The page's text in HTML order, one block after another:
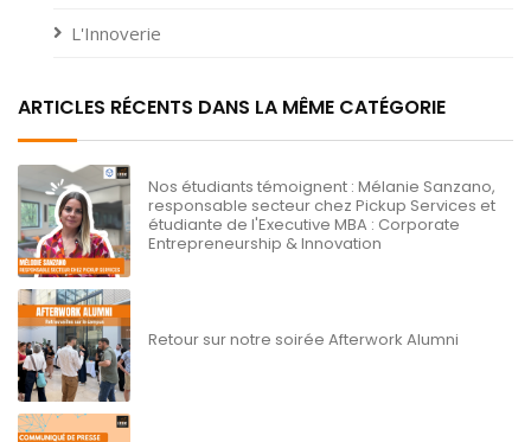
L'Innoverie
ARTICLES RÉCENTS DANS LA MÊME CATÉGORIE
Nos étudiants témoignent : Mélanie Sanzano,
responsable secteur chez Pickup Services et
étudiante de l'Executive MBA : Corporate
Entrepreneurship & Innovation
Retour sur notre soirée Afterwork Alumni